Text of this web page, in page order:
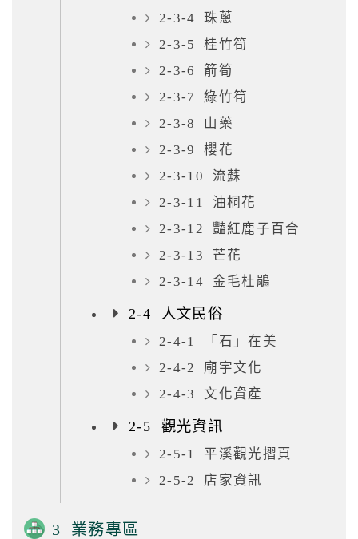
2-3-4 珠蔥
2-3-5 桂竹筍
2-3-6 箭筍
2-3-7 綠竹筍
2-3-8 山藥
2-3-9 櫻花
2-3-10 流蘇
2-3-11 油桐花
2-3-12 豔紅鹿子百合
2-3-13 芒花
2-3-14 金毛杜鵑
2-4 人文民俗
2-4-1 「石」在美
2-4-2 廟宇文化
2-4-3 文化資產
2-5 觀光資訊
2-5-1 平溪觀光摺頁
2-5-2 店家資訊
3 業務專區